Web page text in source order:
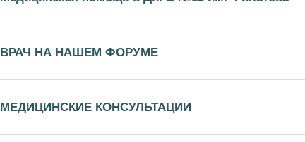
ВРАЧ НА НАШЕМ ФОРУМЕ
МЕДИЦИНСКИЕ КОНСУЛЬТАЦИИ